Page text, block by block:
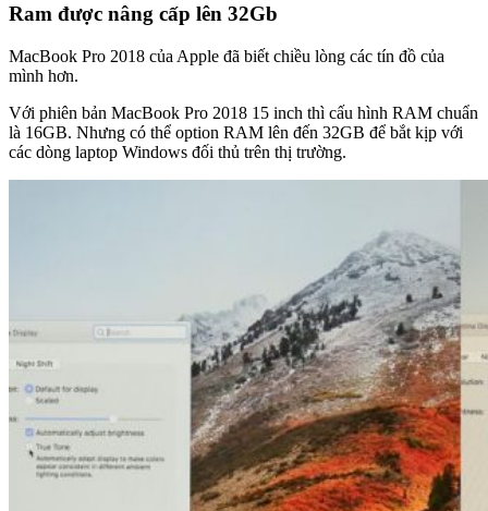
Ram được nâng cấp lên 32Gb
MacBook Pro 2018 của Apple đã biết chiều lòng các tín đồ của
mình hơn.
Với phiên bản MacBook Pro 2018 15 inch thì cấu hình RAM chuẩn
là 16GB. Nhưng có thể option RAM lên đến 32GB để bắt kịp với
các dòng laptop Windows đối thủ trên thị trường.